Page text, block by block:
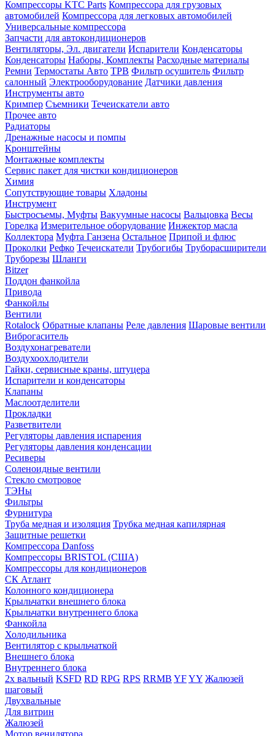
Компрессоры KTC Parts Компрессора для грузовых
автомобилей Компрессора для легковых автомобилей
Универсальные компрессора
Запчасти для автокондиционеров
Вентиляторы, Эл. двигатели Испарители Конденсаторы
Конденсаторы Наборы, Комплекты Расходные материалы
Ремни Термостаты Авто ТРВ Фильтр осушитель Фильтр
салонный Электрооборудование Датчики давления
Инструменты авто
Кримпер Съемники Течеискатели авто
Прочее авто
Радиаторы
Дренажные насосы и помпы
Кронштейны
Монтажные комплекты
Сервис пакет для чистки кондиционеров
Химия
Сопутствующие товары Хладоны
Инструмент
Быстросъемы, Муфты Вакуумные насосы Вальцовка Весы
Горелка Измерительное оборудование Инжектор масла
Коллектора Муфта Ганзена Остальное Припой и флюс
Проколки Рефко Течеискатели Трубогибы Труборасширители
Труборезы Шланги
Bitzer
Поддон фанкойла
Привода
Фанкойлы
Вентили
Rotalock Обратные клапаны Реле давления Шаровые вентили
Виброгаситель
Воздухонагреватели
Воздухоохлодители
Гайки, сервисные краны, штуцера
Испарители и конденсаторы
Клапаны
Маслоотделители
Прокладки
Разветвители
Регуляторы давления испарения
Регуляторы давления конденсации
Ресиверы
Соленоидные вентили
Стекло смотровое
ТЭНы
Фильтры
Фурнитура
Труба медная и изоляция Трубка медная капилярная
Защитные решетки
Компрессора Danfoss
Компрессоры BRISTOL (США)
Компрессоры для кондиционеров
СК Атлант
Колонного кондиционера
Крыльчатки внешнего блока
Крыльчатки внутреннего блока
Фанкойла
Холодильника
Вентилятор с крыльчаткой
Внешнего блока
Внутреннего блока
2х вальный KSFD RD RPG RPS RRMB YFYY Жалюзей
шаговый
Двухвальные
Для витрин
Жалюзей
Мотор венилятора